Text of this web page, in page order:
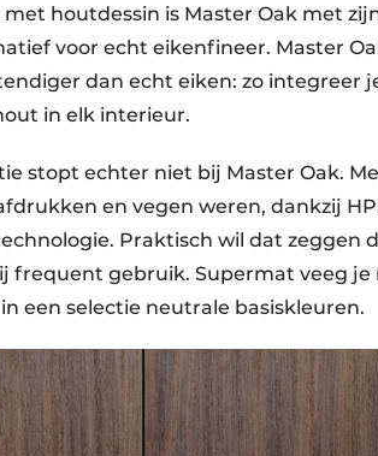
houtdessin is Master Oak met
voor echt eikenfineer. Master
dan echt eiken: zo integreer
in elk interieur.
stopt echter niet bij Master Oak.
en vegen weren, dankzij
Praktisch wil dat zeggen
frequent gebruik. Supermat veeg
een selectie neutrale basiskleuren.